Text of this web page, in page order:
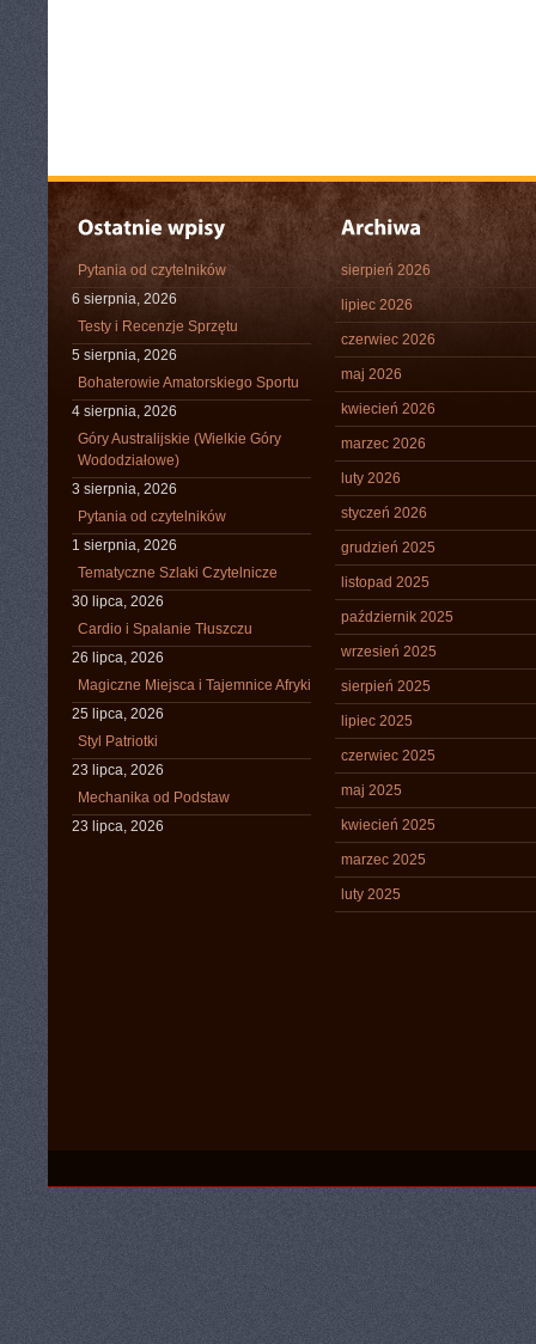
Pytania od czytelników
6 sierpnia, 2026
Testy i Recenzje Sprzętu
5 sierpnia, 2026
Bohaterowie Amatorskiego Sportu
4 sierpnia, 2026
Góry Australijskie (Wielkie Góry
Wododziałowe)
3 sierpnia, 2026
Pytania od czytelników
1 sierpnia, 2026
Tematyczne Szlaki Czytelnicze
30 lipca, 2026
Cardio i Spalanie Tłuszczu
26 lipca, 2026
Magiczne Miejsca i Tajemnice Afryki
25 lipca, 2026
Styl Patriotki
23 lipca, 2026
Mechanika od Podstaw
23 lipca, 2026
sierpień 2026
lipiec 2026
czerwiec 2026
maj 2026
kwiecień 2026
marzec 2026
luty 2026
styczeń 2026
grudzień 2025
listopad 2025
październik 2025
wrzesień 2025
sierpień 2025
lipiec 2025
czerwiec 2025
maj 2025
kwiecień 2025
marzec 2025
luty 2025